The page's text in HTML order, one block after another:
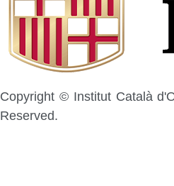
Copyright © Institut Català
Reserved.